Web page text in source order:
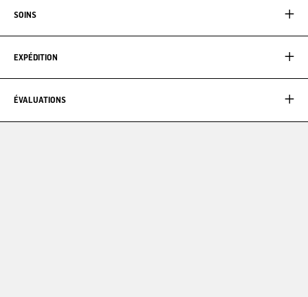
SOINS
EXPÉDITION
ÉVALUATIONS